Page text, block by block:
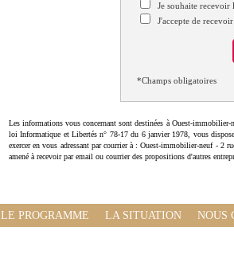
Je souhaite
J'accepte de
*Champs obligatoires
Les informations vous concernant sont destinées à Ouest-
loi Informatique et Libertés n° 78-17 du 6 janvier 1978, vous
exercer en vous adressant par courrier à : Ouest-immobilier-neuf - 2
amené à recevoir par email ou courrier des propositions d'autres
LE PROGRAMME LA SITUATION NOUS